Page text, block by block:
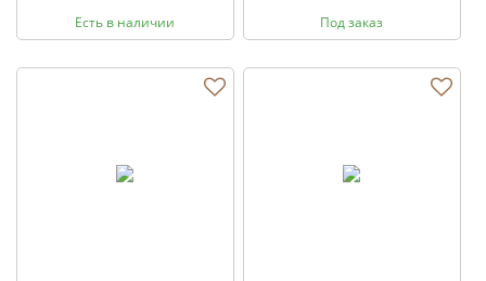
Есть в наличии Под заказ